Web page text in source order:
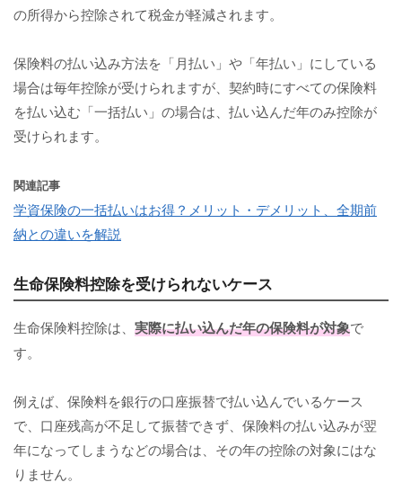
の所得から控除されて税金が軽減されます。
保険料の払い込み方法を「月払い」や「年払い」にしている
場合は毎年控除が受けられますが、契約時にすべての保険料
を払い込む「一括払い」の場合は、払い込んだ年のみ控除が
受けられます。
関連記事
学資保険の一括払いはお得？メリット・デメリット、全期前
納との違いを解説
生命保険料控除を受けられないケース
生命保険料控除は、 実際に払い込んだ年の保険料が対象で
す。
例えば、保険料を銀行の口座振替で払い込んでいるケース
で、口座残高が不足して振替できず、保険料の払い込みが翌
年になってしまうなどの場合は、その年の控除の対象にはな
りません。